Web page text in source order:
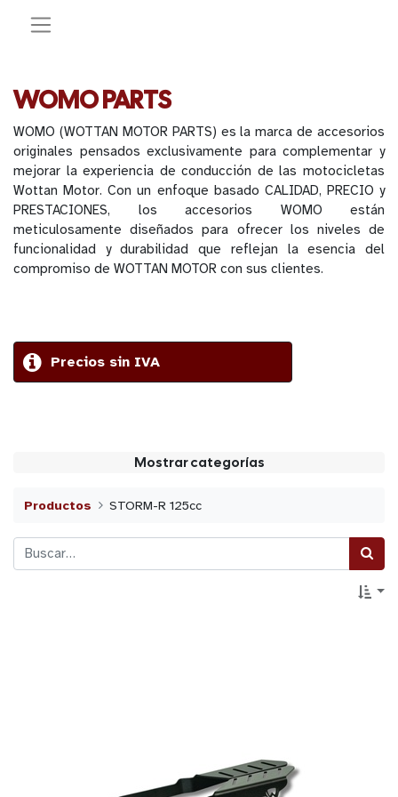
WOMO PARTS
WOMO (WOTTAN MOTOR PARTS) es la marca de accesorios
originales pensados exclusivamente para complementar y
mejorar la experiencia de conducción de las motocicletas
Wottan Motor. Con un enfoque basado CALIDAD, PRECIO y
PRESTACIONES, los accesorios WOMO están
meticulosamente diseñados para ofrecer los niveles de
funcionalidad y durabilidad que reflejan la esencia del
compromiso de WOTTAN MOTOR con sus clientes.
Precios sin IVA
Mostrar categorías
Productos STORM-R 125cc